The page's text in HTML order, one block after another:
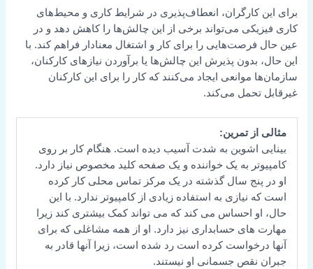
برای این کارگران، انعطاف‌پذیری در شرایط کاری و محیط‌های
کاری فیزیکی می‌تواند برخی از این چالش‌ها را کاهش دهد و در
عین حال فرصت‌هایی را برای کار و اشتغال معنادار فراهم کند. با
این حال، بدون پذیرش این چالش‌ها یا برآوردن نیازهای کارکنان،
سازمان‌ها موانعی ایجاد می‌کنند که کار را برای این کارکنان
غیرقابل تحمل می‌کند.
مثالی از تمرین:
بینایی اشوین به شدت آسیب دیده است. هنگام کار بر روی
کامپیوتر به یک خواننده و یک صفحه کلید مخصوص نیاز دارد.
او در پنج سال گذشته در یک مرکز تماس محلی کار کرده
است که نیازی به استفاده زیادی از کامپیوتر ندارد. با این
حال، او احساس می کند که می تواند کمک بیشتری کند زیرا
مهارت های حسابداری نیز دارد. او از همه مشاغلی که برای
آنها درخواست کرده است رد شده است، زیرا آنها قادر به
جبران نقص جسمانی او نیستند.